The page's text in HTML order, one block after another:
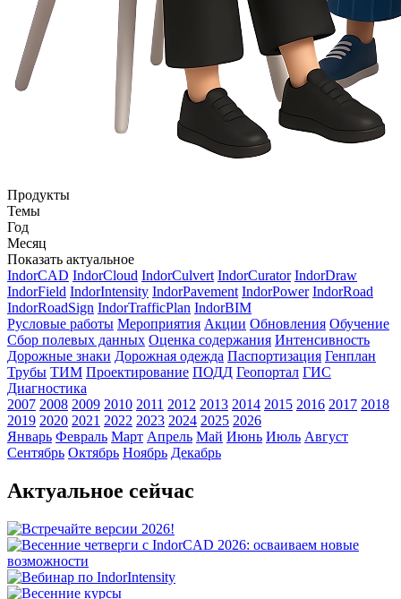
Продукты
Темы
Год
Месяц
Показать актуальное
IndorCAD IndorCloud IndorCulvert IndorCurator IndorDraw
IndorField IndorIntensity IndorPavement IndorPower IndorRoad
IndorRoadSign IndorTrafficPlan IndorBIM
Русловые работы Мероприятия Акции Обновления Обучение
Сбор полевых данных Оценка содержания Интенсивность
Дорожные знаки Дорожная одежда Паспортизация Генплан
Трубы ТИМ Проектирование ПОДД Геопортал ГИС
Диагностика
2007 2008 2009 2010 2011 2012 2013 2014 2015 2016 2017 2018
2019 2020 2021 2022 2023 2024 2025 2026
Январь Февраль Март Апрель Май Июнь Июль Август
Сентябрь Октябрь Ноябрь Декабрь
Актуальное сейчас